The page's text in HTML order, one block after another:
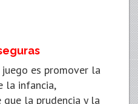
es promover la
la infancia,
la prudencia y la